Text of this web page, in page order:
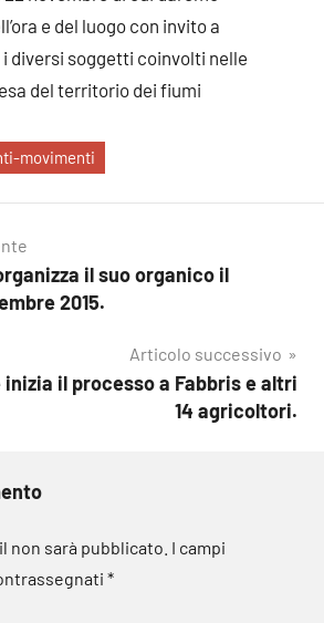
e del luogo con invito a
diversi soggetti coinvolti nelle
del territorio dei fiumi
movimenti
il suo organico il
2015.
Articolo successivo
inizia il processo a Fabbris e altri
14 agricoltori.
non sarà pubblicato. I campi
*